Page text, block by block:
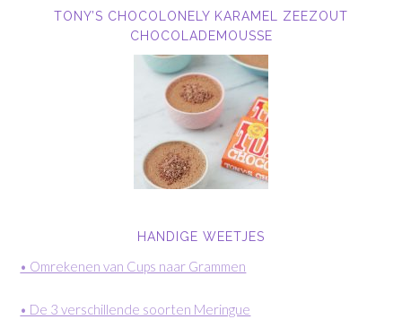
TONY’S CHOCOLONELY KARAMEL ZEEZOUT
CHOCOLADEMOUSSE
HANDIGE WEETJES
• Omrekenen van Cups naar Grammen
• De 3 verschillende soorten Meringue